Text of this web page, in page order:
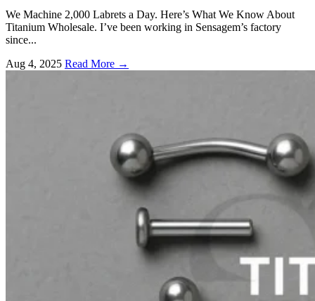
We Machine 2,000 Labrets a Day. Here’s What We Know About
Titanium Wholesale. I’ve been working in Sensagem’s factory
since...
Aug 4, 2025 Read More →